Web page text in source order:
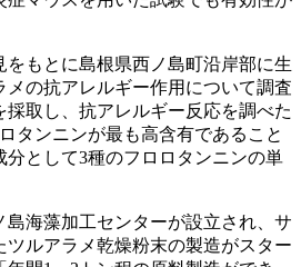
もとに島根県西ノ島町沿岸部に生
メの抗アレルギー作用について調査
採取し、抗アレルギー反応を調べた
タンニンが最も高含有であること
分として3種のフロロタンニンの単
島海藻加工センターが設立され、サ
ツルアラメ乾燥粉末の製造がスター